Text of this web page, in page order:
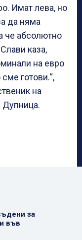
Имат лева, но
да няма
че абсолютно
каза,
на евро
готови.“,
на
Дупница.
за
във